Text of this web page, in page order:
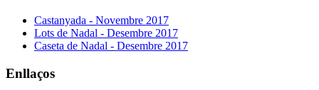
Castanyada - Novembre 2017
Lots de Nadal - Desembre 2017
Caseta de Nadal - Desembre 2017
Enllaços